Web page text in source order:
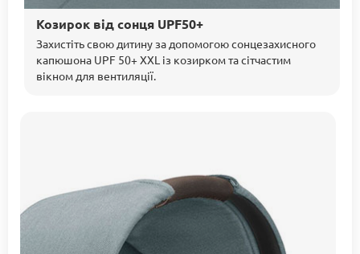
Козирок від сонця UPF50+
Захистіть свою дитину за допомогою сонцезахисного
капюшона UPF 50+ XXL із козирком та сітчастим
вікном для вентиляції.